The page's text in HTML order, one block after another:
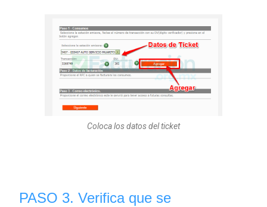
Coloca los datos del ticket
PASO 3. Verifica que se